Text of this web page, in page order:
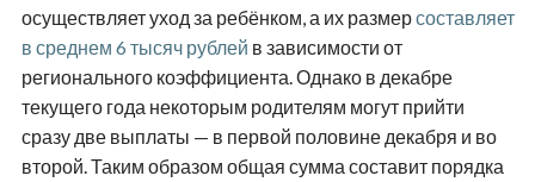
осуществляет уход за ребёнком, а их размерсоставляет
в среднем 6 тысяч рублей в зависимости от
регионального коэффициента. Однако в декабре
текущего года некоторым родителям могут прийти
сразу две выплаты — в первой половине декабря и во
второй. Таким образом общая сумма составит порядка